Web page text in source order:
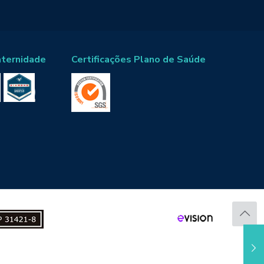
Certificações Plano de Saúde